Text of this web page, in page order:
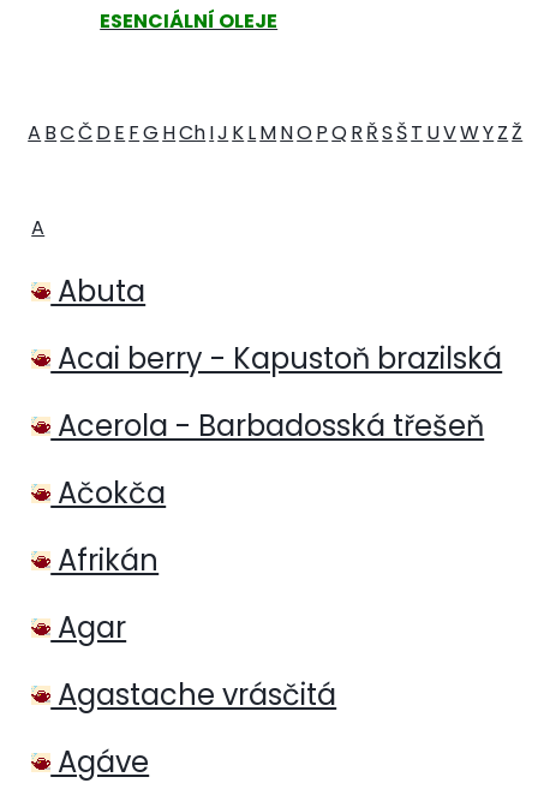
ESENCIÁLNÍ OLEJE
A BCČDE FG HChIJ KLMNOPQR ŘS ŠT UVWYZŽ
A
Abuta
Acai berry - Kapustoň brazilská
Acerola - Barbadosská třešeň
Ačokča
Afrikán
Agar
Agastache vrásčitá
Agáve